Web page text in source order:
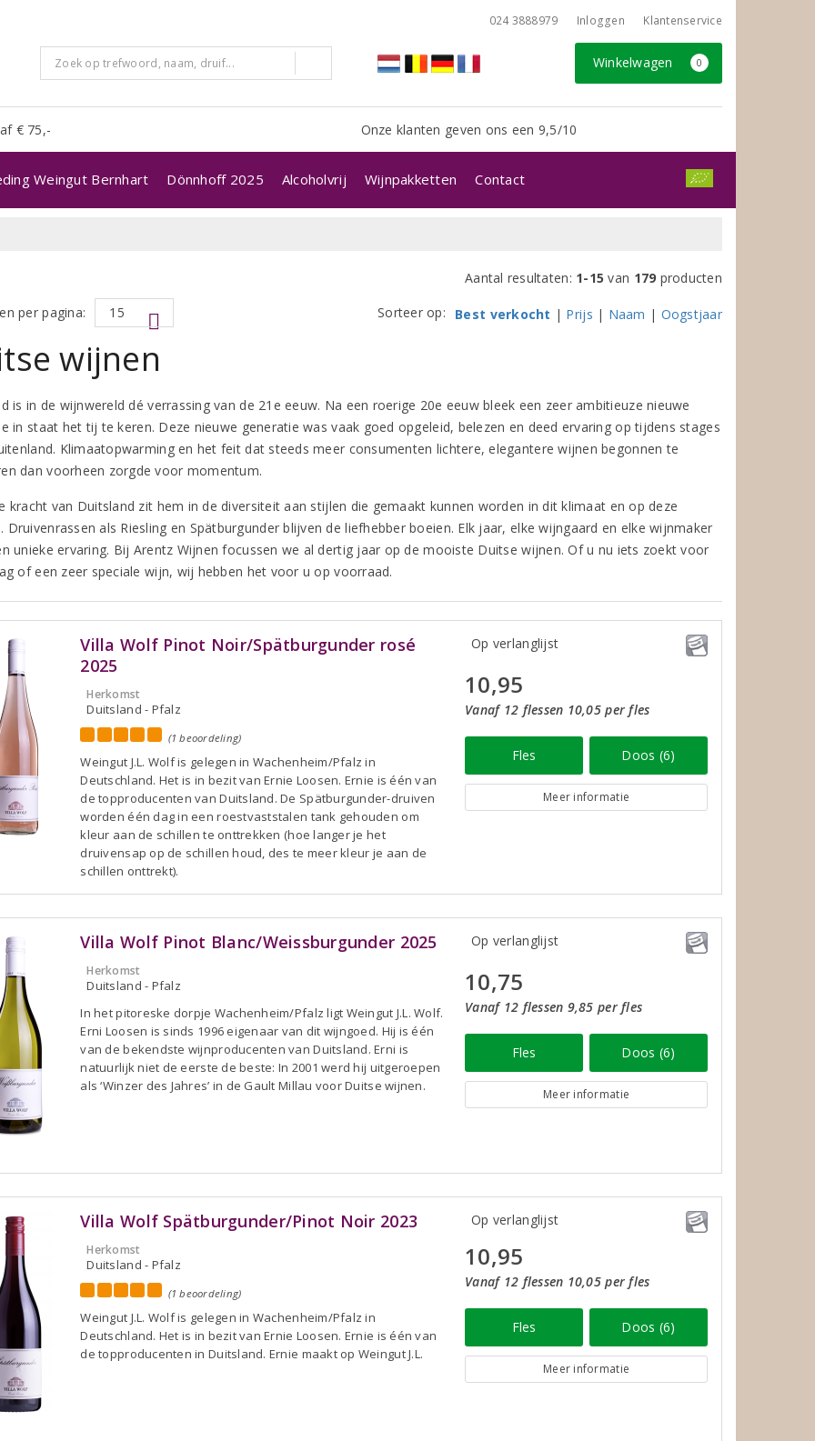
024 3888979 Inloggen Klantenservice
Winkelwagen 0
€ 75,- Onze klanten geven ons een 9,5/10
Weingut Bernhart Dönnhoff 2025 Alcoholvrij Wijnpakketten Contact
Aantal resultaten: 1-15 van 179 producten
per pagina:
Sorteer op: Best verkocht | Prijs | Naam | Oogstjaar
wijnen
is in de wijnwereld dé verrassing van de 21e eeuw. Na een roerige 20e eeuw bleek een zeer ambitieuze nieuwe
in staat het tij te keren. Deze nieuwe generatie was vaak goed opgeleid, belezen en deed ervaring op tijdens stages
Klimaatopwarming en het feit dat steeds meer consumenten lichtere, elegantere wijnen begonnen te
dan voorheen zorgde voor momentum.
kracht van Duitsland zit hem in de diversiteit aan stijlen die gemaakt kunnen worden in dit klimaat en op deze
Druivenrassen als Riesling en Spätburgunder blijven de liefhebber boeien. Elk jaar, elke wijngaard en elke wijnmaker
unieke ervaring. Bij Arentz Wijnen focussen we al dertig jaar op de mooiste Duitse wijnen. Of u nu iets zoekt voor
of een zeer speciale wijn, wij hebben het voor u op voorraad.
Villa Wolf Pinot Noir/Spätburgunder rosé
2025
Herkomst
Duitsland - Pfalz
(1 beoordeling)
Weingut J.L. Wolf is gelegen in Wachenheim/Pfalz in
Deutschland. Het is in bezit van Ernie Loosen. Ernie is één van
de topproducenten van Duitsland. De Spätburgunder-druiven
worden één dag in een roestvaststalen tank gehouden om
kleur aan de schillen te onttrekken (hoe langer je het
druivensap op de schillen houd, des te meer kleur je aan de
schillen onttrekt).
Op verlanglijst
10,95
Vanaf 12 flessen 10,05 per fles
Fles Doos (6)
Meer informatie
Villa Wolf Pinot Blanc/Weissburgunder 2025
Herkomst
Duitsland - Pfalz
In het pitoreske dorpje Wachenheim/Pfalz ligt Weingut J.L. Wolf.
Erni Loosen is sinds 1996 eigenaar van dit wijngoed. Hij is één
van de bekendste wijnproducenten van Duitsland. Erni is
natuurlijk niet de eerste de beste: In 2001 werd hij uitgeroepen
als ‘Winzer des Jahres’ in de Gault Millau voor Duitse wijnen.
Op verlanglijst
10,75
Vanaf 12 flessen 9,85 per fles
Fles Doos (6)
Meer informatie
Villa Wolf Spätburgunder/Pinot Noir 2023
Herkomst
Duitsland - Pfalz
(1 beoordeling)
Weingut J.L. Wolf is gelegen in Wachenheim/Pfalz in
Deutschland. Het is in bezit van Ernie Loosen. Ernie is één van
de topproducenten in Duitsland. Ernie maakt op Weingut J.L.
Op verlanglijst
10,95
Vanaf 12 flessen 10,05 per fles
Fles Doos (6)
Meer informatie